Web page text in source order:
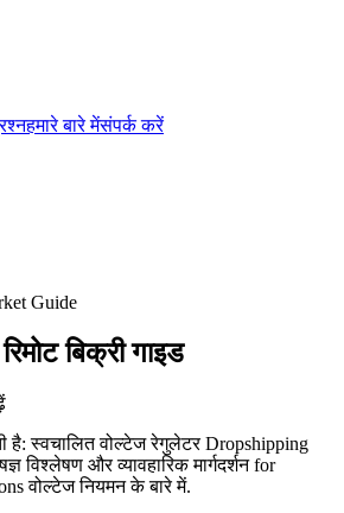
हमारे बारे मेंसंपर्क करें
Guide
बिक्री गाइड
है: स्वचालित वोल्टेज रेगुलेटर Dropshipping
विश्लेषण और व्यावहारिक मार्गदर्शन for
वोल्टेज नियमन के बारे में.